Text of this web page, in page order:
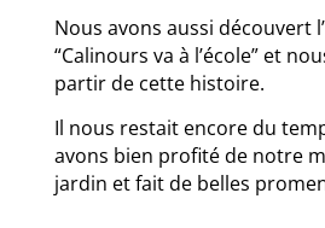
Nous avons aussi découvert
“Calinours va à l’école” et
partir de cette histoire.
Il nous restait encore du
avons bien profité de notre
jardin et fait de belles